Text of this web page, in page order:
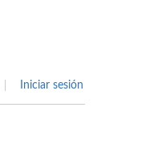
Iniciar sesión